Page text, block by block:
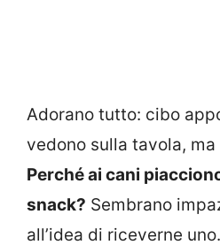
Adorano tutto: cibo
vedono sulla tavola,
Perché ai cani
snack? Sembrano
all’idea di riceverne uno.